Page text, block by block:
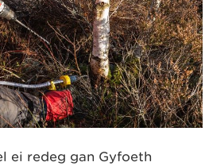
ei redeg gan Gyfoeth